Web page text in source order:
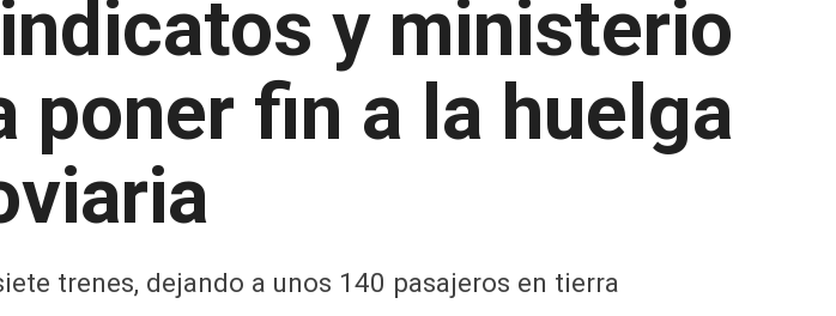
y ministerio
poner fin a la huelga
trenes, dejando a unos 140 pasajeros en tierra